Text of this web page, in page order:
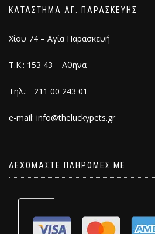
ΚΑΤΑΣΤΗΜΑ ΑΓ. ΠΑΡΑΣΚΕΥΗΣ
Χίου 74 – Αγία Παρασκευή
Τ.Κ.: 153 43 – Αθήνα
Τηλ.: 211 00 243 01
e-mail: info@theluckypets.gr
ΔΕΧΟΜΑΣΤΕ ΠΛΗΡΩΜΕΣ ΜΕ